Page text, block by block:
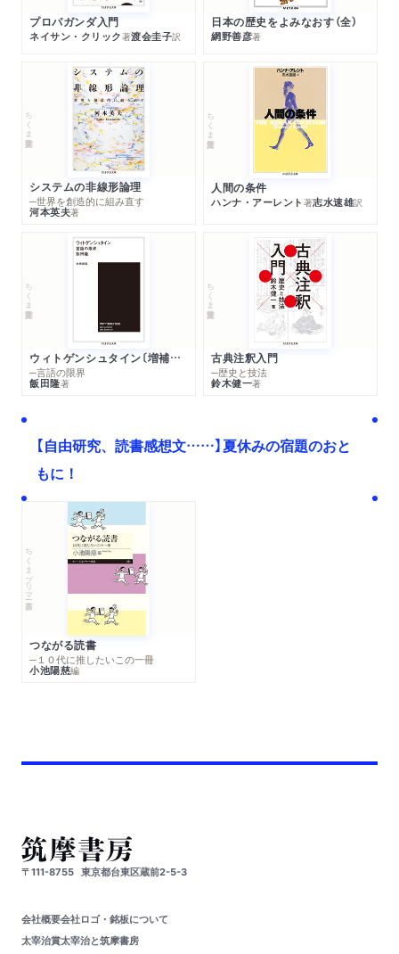
プロパガンダ入門
ネイサン・クリック著渡会圭子訳
日本の歴史をよみなおす（全）
網野善彦著
ちくま学芸文庫
システムの非線形論理
─世界を創造的に組み直す
河本英夫著
ちくま学芸文庫
人間の条件
ハンナ・アーレント 著志水速雄訳
ちくま学芸文庫
ウィトゲンシュタイン〔増補新版〕
─言語の限界
飯田隆著
ちくま学芸文庫
古典注釈入門
─歴史と技法
鈴木健一著
【自由研究、読書感想文……】夏休みの宿題のおと
もに！
ちくまプリマー新書
つながる読書
─１０代に推したいこの一冊
小池陽慈編
〒111-8755 東京都台東区蔵前2-5-3
会社概要会社ロゴ・銘板について
太宰治賞太宰治と筑摩書房